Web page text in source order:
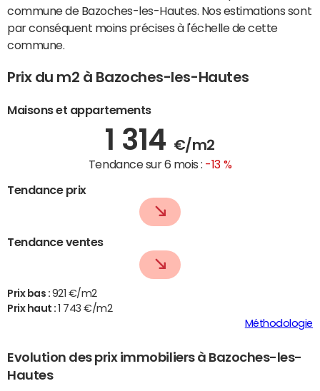
commune de Bazoches-les-Hautes. Nos estimations sont
par conséquent moins précises à l'échelle de cette
commune.
Prix du m2 à Bazoches-les-Hautes
Maisons et appartements
1 314 €/m2
Tendance sur 6 mois : -13 %
Tendance prix
Tendance ventes
Prix bas : 921 €/m2
Prix haut :
1 743 €/m2
Méthodologie
Evolution des prix immobiliers à Bazoches-les-
Hautes